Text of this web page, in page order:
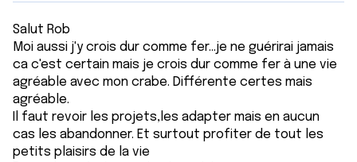
Salut Rob
Moi aussi j'y crois dur comme fer...je ne guérirai jamais
ca c'est certain mais je crois dur comme fer à une vie
agréable avec mon crabe. Différente certes mais
agréable.
Il faut revoir les projets,les adapter mais en aucun
cas les abandonner. Et surtout profiter de tout les
petits plaisirs de la vie